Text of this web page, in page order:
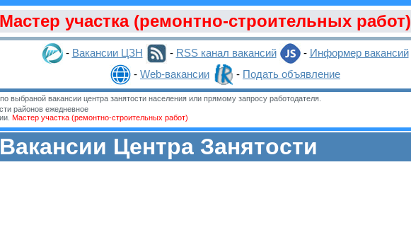
Мастер участка (ремонтно-строительных работ)
- Вакансии ЦЗН - RSS канал вакансий - Информер вакансий
- Web-вакансии - Подать объявление
вакансии центра занятости населения или прямому запросу работодателя.
районов ежедневное
Мастер участка (ремонтно-строительных работ)
Вакансии Центра Занятости